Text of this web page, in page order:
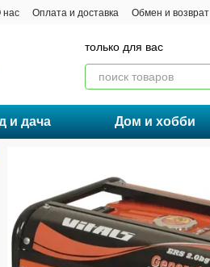
нас Оплата и доставка Обмен и возврат
только для вас
и дача Дом и хобби